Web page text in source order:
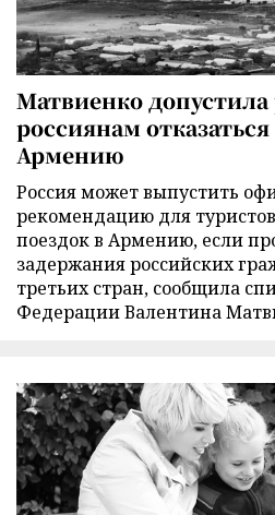
Матвиенко
россиянам
Армению
Россия может выпустить
рекомендацию для туристов
поездок в Армению, если
задержания российских
третьих стран, сообщила
Федерации Валентина